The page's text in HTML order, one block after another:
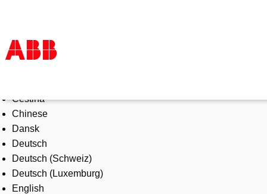
Produkte und Leistungen
Branchenlösungen
Service
Über uns
Vertriebspartner finden
Kontakt
Karriere
Čeština
Chinese
Dansk
Deutsch
Deutsch (Schweiz)
Deutsch (Luxemburg)
English